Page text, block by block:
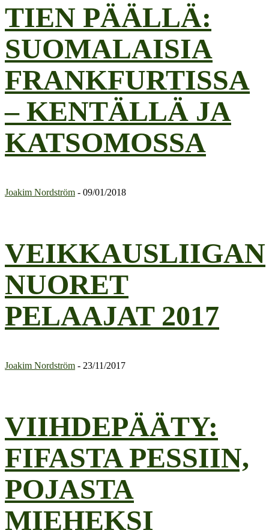
TIEN PÄÄLLÄ:
SUOMALAISIA
FRANKFURTISSA
– KENTÄLLÄ JA
KATSOMOSSA
Joakim Nordström - 09/01/2018
VEIKKAUSLIIGAN
NUORET
PELAAJAT 2017
Joakim Nordström - 23/11/2017
VIIHDEPÄÄTY:
FIFASTA PESSIIN,
POJASTA
MIEHEKSI